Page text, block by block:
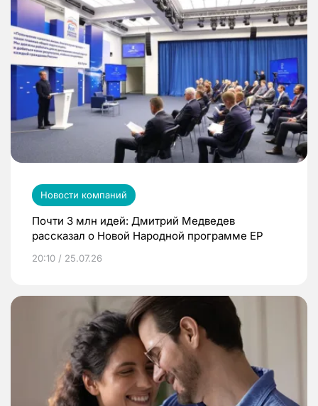
Новости компаний
Почти 3 млн идей: Дмитрий Медведев
рассказал о Новой Народной программе ЕР
20:10 / 25.07.26